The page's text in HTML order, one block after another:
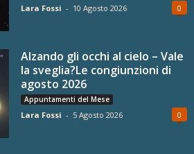
Lara Fossi - 10 Agosto 2026 0
Alzando gli occhi al cielo – Vale
la sveglia?Le congiunzioni di
agosto 2026
Appuntamenti del Mese
Lara Fossi - 5 Agosto 2026 0